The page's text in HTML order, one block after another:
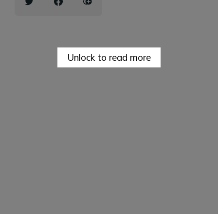
Unlock to read more